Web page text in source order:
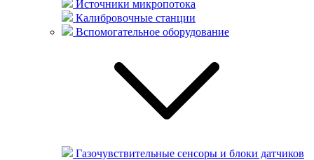
Источники микропотока
Калибровочные станции
Вспомогательное оборудование
Газочувствительные сенсоры и блоки датчиков